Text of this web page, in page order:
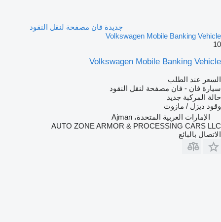
جديدة فان مصفحة لنقل النقود
Volkswagen Mobile Banking Vehicle
10
Volkswagen Mobile Banking Vehicle
السعر عند الطلب
سيارة فان - فان مصفحة لنقل النقود
حالة المركبة جديد
وقود ديزل / مازوت
الإمارات العربية المتحدة، Ajman
AUTO ZONE ARMOR & PROCESSING CARS LLC
الاتصال بالبائع